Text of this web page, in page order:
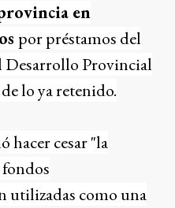
en
por préstamos del
Desarrollo Provincial
lo ya retenido.
hacer cesar "la
utilizadas como una